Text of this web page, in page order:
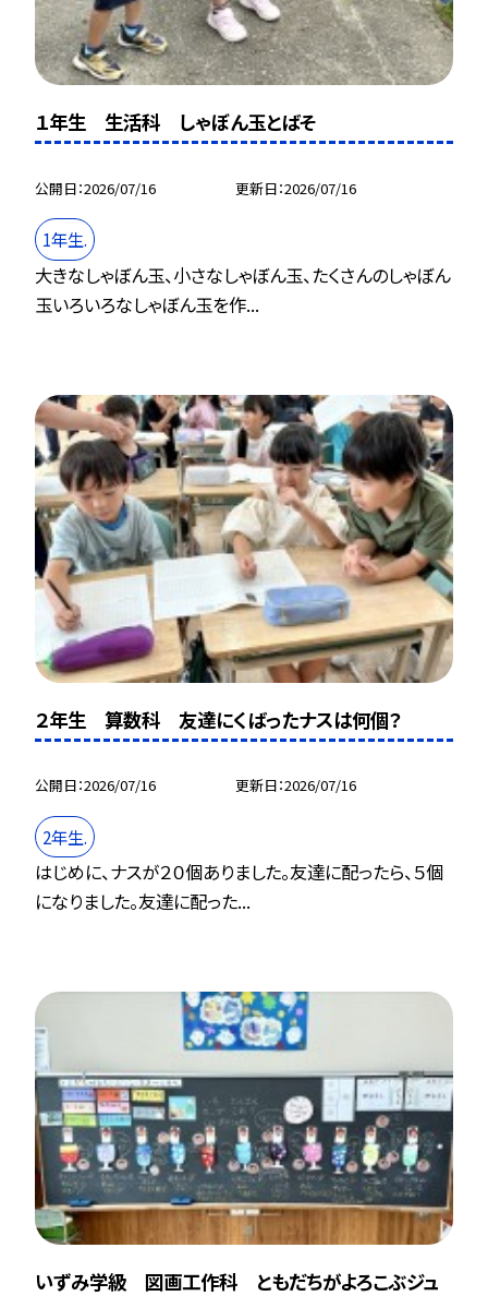
１年生 生活科 しゃぼん玉とばそ
公開日 2026/07/16 更新日 2026/07/16
1年生.
大きなしゃぼん玉、小さなしゃぼん玉、たくさんのしゃぼん
玉いろいろなしゃぼん玉を作...
２年生 算数科 友達にくばったナスは何個？
公開日 2026/07/16 更新日 2026/07/16
2年生.
はじめに、ナスが２０個ありました。友達に配ったら、５個
になりました。友達に配った...
いずみ学級 図画工作科 ともだちがよろこぶジュ